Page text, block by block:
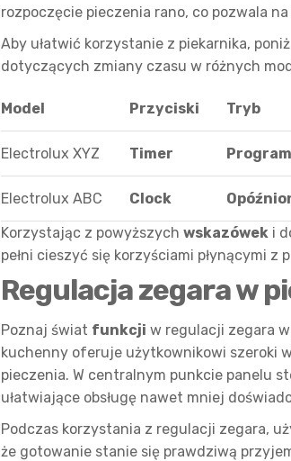
rozpoczęcie pieczenia rano, co pozwala
Aby ułatwić korzystanie z piekarnika,
dotyczących zmiany czasu w różnych
Model Przyciski Tryb
Electrolux XYZ Timer
Electrolux ABC Clock
Korzystając z powyższych wskazówek i
pełni cieszyć się korzyściami płynącymi z
Regulacja zegara w
Poznaj świat funkcji w regulacji zegara
kuchenny oferuje użytkownikowi szeroki
pieczenia. W centralnym punkcie panelu
ułatwiające obsługę nawet mniej
Podczas korzystania z regulacji zegara,
że gotowanie stanie się prawdziwą